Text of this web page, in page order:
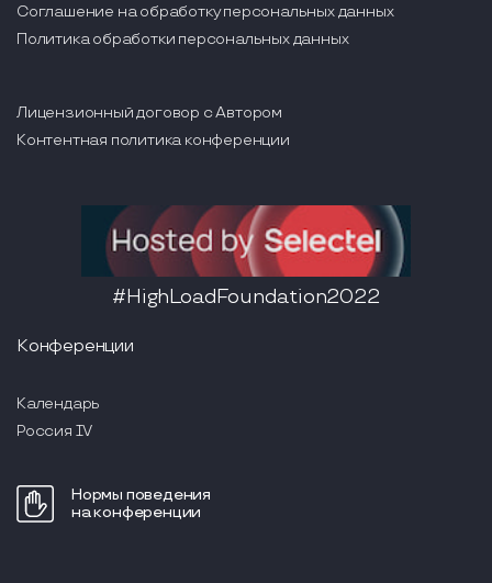
Конференции
Календарь
Россия IV
Нормы поведения
на конференции
Соглашение на обработку персональных данных
Политика обработки персональных данных
Лицензионный договор с Автором
Контентная политика конференции
#HighLoadFoundation2022